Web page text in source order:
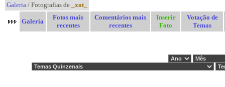
Galeria / Fotografias de _xot_
Galeria
Fotos mais
recentes
Comentários mais
recentes
Inserir
Foto
Votação de
Temas